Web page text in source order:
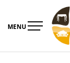
content
MENU